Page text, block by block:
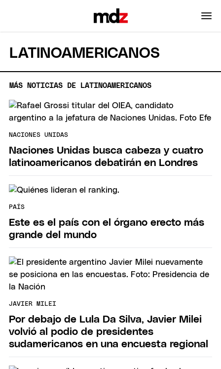
LATINOAMERICANOS
MÁS NOTICIAS DE LATINOAMERICANOS
NACIONES UNIDAS
Naciones Unidas busca cabeza y cuatro
latinoamericanos debatirán en Londres
PAÍS
Este es el país con el órgano erecto más
grande del mundo
JAVIER MILEI
Por debajo de Lula Da Silva, Javier Milei
volvió al podio de presidentes
sudamericanos en una encuesta regional